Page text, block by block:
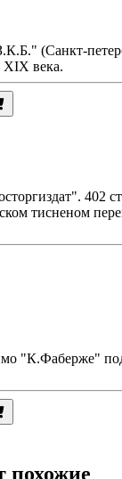
(Санкт-
XIX века.
402
тисненом
"К.Фаберже"
похожие